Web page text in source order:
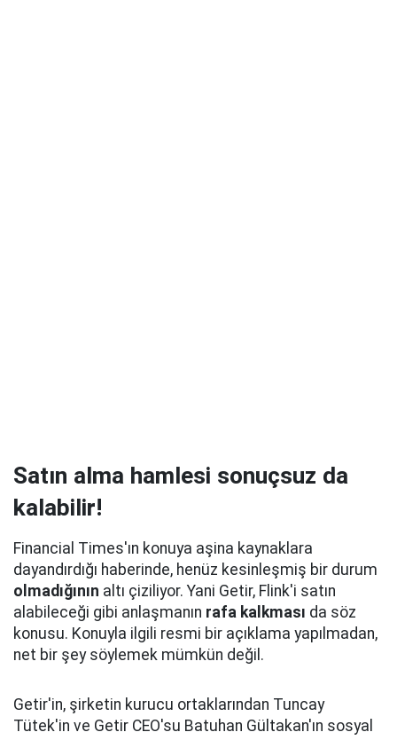
Satın alma hamlesi sonuçsuz da
kalabilir!
Financial Times'ın konuya aşina kaynaklara
dayandırdığı haberinde, henüz kesinleşmiş bir durum
olmadığının altı çiziliyor. Yani Getir, Flink'i satın
alabileceği gibi anlaşmanın rafa kalkması da söz
konusu. Konuyla ilgili resmi bir açıklama yapılmadan,
net bir şey söylemek mümkün değil.
Getir'in, şirketin kurucu ortaklarından Tuncay
Tütek'in ve Getir CEO'su Batuhan Gültakan'ın sosyal